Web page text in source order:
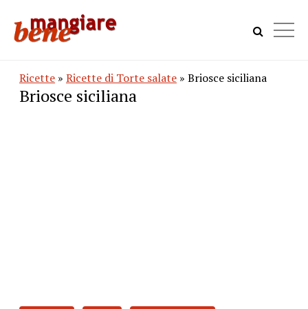
Ricette » Ricette di Torte salate » Briosce siciliana
Briosce siciliana